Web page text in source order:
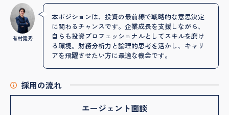
有村健秀
本ポジションは、投資の最前線で戦略的な意思決定
に関わるチャンスです。企業成長を支援しながら、
自らも投資プロフェッショナルとしてスキルを磨け
る環境。財務分析力と論理的思考を活かし、キャリ
アを飛躍させたい方に最適な機会です。
採用の流れ
エージェント面談